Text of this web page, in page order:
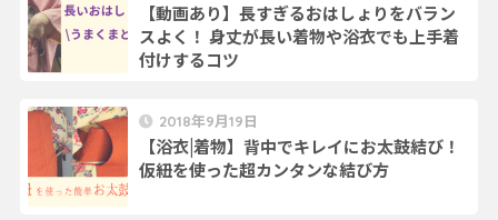
【動画あり】長すぎるおはしょりをバラン
スよく！ 身丈が長い着物や浴衣でも上手着
付けするコツ
2018年9月19日
【浴衣|着物】背中でキレイにお太鼓結び！
仮紐を使った超カンタンな結び方